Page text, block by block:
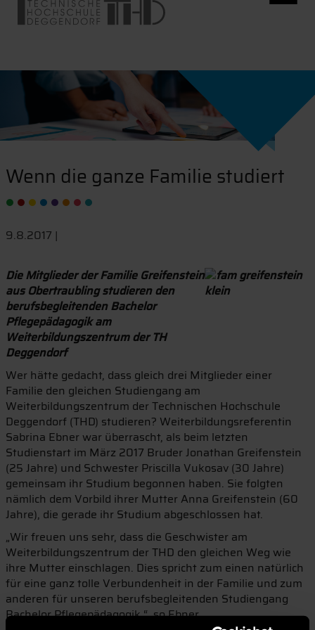
Wenn die ganze Familie studiert
9.8.2017 |
Die Mitglieder der Familie Greifenstein
aus Obertraubling studieren den
berufsbegleitenden Bachelor
Pflegepädagogik am
Weiterbildungszentrum der TH
Deggendorf
Wer hätte gedacht, dass gleich drei Mitglieder einer
Familie den gleichen Studiengang am
Weiterbildungszentrum der Technischen Hochschule
Deggendorf (THD) studieren? Weiterbildungsreferentin
Sabrina Ebner war überrascht, als beim letzten
Studienstart im März 2017 Bruder Jonathan Greifenstein
(25 Jahre) und Schwester Priscilla Vukosav (30 Jahre)
gemeinsam ihr Studium begonnen haben. Sie folgten
nämlich dem Vorbild ihrer Mutter Anna Greifenstein (60
Jahre), die gerade ihr Studium abgeschlossen hat.
„Wir freuen uns sehr, dass die Geschwister am
Weiterbildungszentrum der THD den gleichen Weg wie
ihre Mutter einschlagen. Dies spricht zum einen natürlich
für eine ganz tolle Verbundenheit in der Familie und zum
anderen für unseren berufsbegleitenden Studiengang
Bachelor Pflegepädagogik.“, so Ebner.